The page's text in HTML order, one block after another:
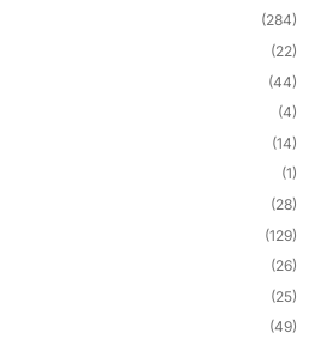
(284)
(22)
(44)
(4)
(14)
(1)
(28)
(129)
(26)
(25)
(49)